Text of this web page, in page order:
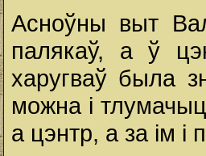
Асноўны выт
палякаў, а ў
харугваў была
можна і
а цэнтр, а за ім і